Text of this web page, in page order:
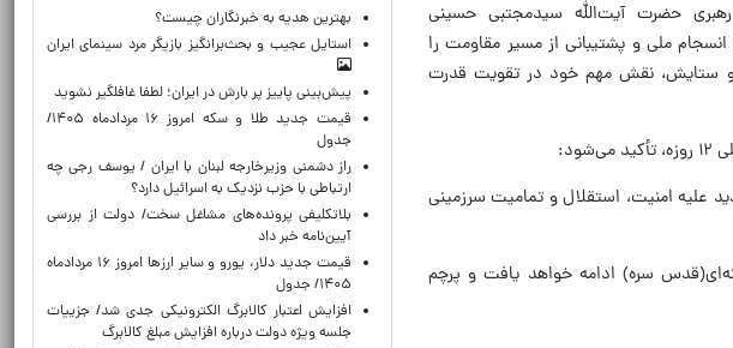
حضرت آیت‌الله سیدمجتبی حسینی
انسجام ملی و پشتیبانی از مسیر مقاومت را
و قابل تحسین و ستایش، نقش مهم خود در تقویت قدرت
علیه امنیت، استقلال و تمامیت سرزمینی
سره) ادامه خواهد یافت و پرچم
بهترین هدیه به خبرنگاران چیست؟
استایل عجیب و بحث‌برانگیز بازیگر مرد سینمای ایران
پیش‌بینی پاییز پر بارش در ایران؛ لطفا غافلگیر نشوید
قیمت جدید طلا و سکه امروز ۱۶ مردادماه ۱۴۰۵/
جدول
راز دشمنی وزیرخارجه لبنان با ایران / یوسف رجی چه
ارتباطی با حزب نزدیک به اسرائیل دارد؟
بلاتکلیفی پرونده‌های مشاغل سخت/ دولت از بررسی
آیین‌نامه خبر داد
قیمت جدید دلار، یورو و سایر ارزها امروز ۱۶ مردادماه
۱۴۰۵/ جدول
افزایش اعتبار کالابرگ الکترونیکی جدی شد/ جزییات
جلسه ویژه دولت درباره افزایش مبلغ کالابرگ